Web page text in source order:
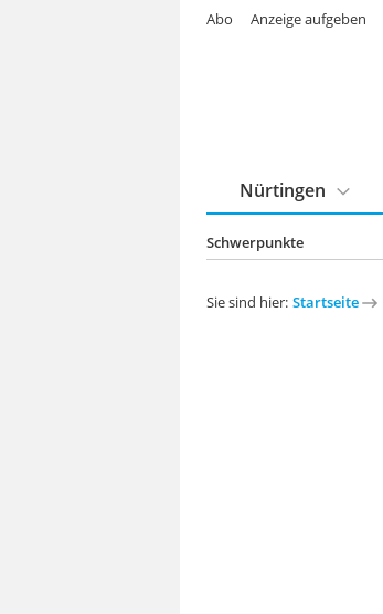
Schwerpunkte
Nürtingen
Abo Anzeige aufgeben
Sie sind hier: Startseite